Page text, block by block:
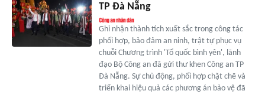
TP Đà Nẵng
Ghi nhận thành tích xuất sắc trong công tác
phối hợp, bảo đảm an ninh, trật tự phục vụ
chuỗi Chương trình 'Tổ quốc bình yên', lãnh
đạo Bộ Công an đã gửi thư khen Công an TP
Đà Nẵng. Sự chủ động, phối hợp chặt chẽ và
triển khai hiệu quả các phương án bảo vệ đã